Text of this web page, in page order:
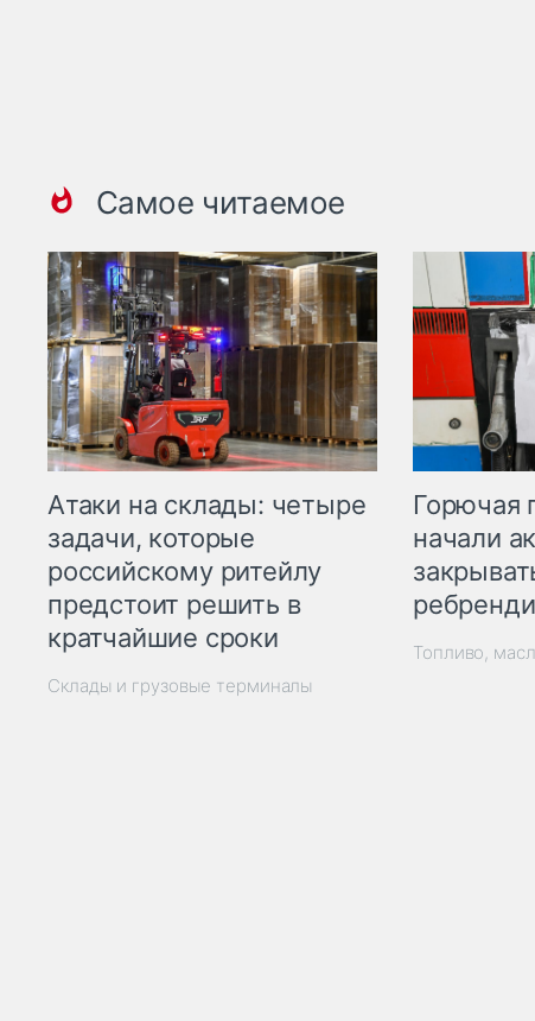
Самое читаемое
Атаки на склады: четыре
задачи, которые
российскому ритейлу
предстоит решить в
кратчайшие сроки
Склады и грузовые терминалы
Горючая
начали
Топливо,